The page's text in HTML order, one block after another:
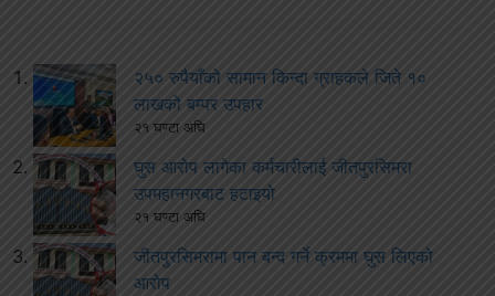
२५० रुपैयाँको सामान किन्दा ग्राहकले जिते १०
लाखको बम्पर उपहार
२१ घण्टा अघि
घुस आरोप लागेका कर्मचारीलाई जीतपुरसिमरा
उपमहानगरबाट हटाइयो
२१ घण्टा अघि
जीतपुरसिमरामा पान बन्द गर्ने क्रममा घुस लिएको
आरोप